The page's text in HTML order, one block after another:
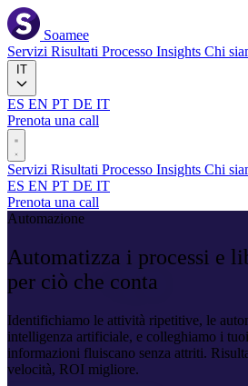
Soamee
Servizi Risultati Processo Insights Chi
ES EN PT DE IT
Prenota una call
Servizi Risultati Processo Insights Chi
ES EN PT DE IT
Prenota una call
Automazione
Automatizza i processi e
per ciò che conta
Identifichiamo le attività ripetitive, le
intelligenza artificiale, e colleghiamo i
informazioni fluiscano senza attriti.
velocità, ROI migliore.